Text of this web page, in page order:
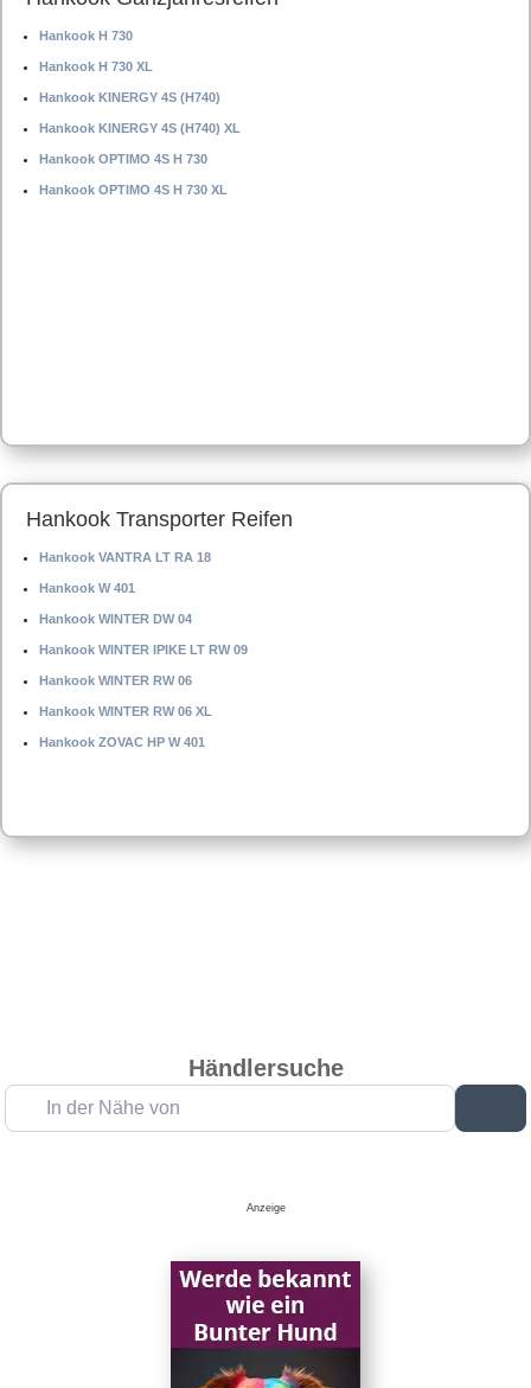
Hankook H 730
Hankook H 730 XL
Hankook KINERGY 4S (H740)
Hankook KINERGY 4S (H740) XL
Hankook OPTIMO 4S H 730
Hankook OPTIMO 4S H 730 XL
Hankook Transporter Reifen
Hankook VANTRA LT RA 18
Hankook W 401
Hankook WINTER DW 04
Hankook WINTER IPIKE LT RW 09
Hankook WINTER RW 06
Hankook WINTER RW 06 XL
Hankook ZOVAC HP W 401
Händlersuche
In der Nähe von
Anzeige